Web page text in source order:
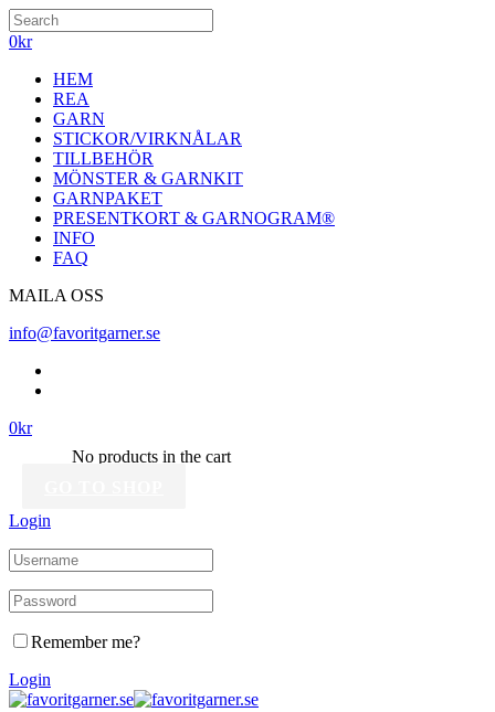
0kr
HEM
REA
GARN
STICKOR/VIRKNÅLAR
TILLBEHÖR
MÖNSTER & GARNKIT
GARNPAKET
PRESENTKORT & GARNOGRAM®
INFO
FAQ
MAILA OSS
info@favoritgarner.se
0kr
No products in the cart
Login
Remember me?
Login